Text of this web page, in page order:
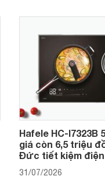
Hafele HC-I7323B
giá còn 6,5 triệu
Đức tiết kiệm
31/07/2026